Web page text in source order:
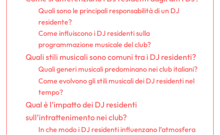
Quali sono le principali responsabilità di un DJ
residente?
Come influiscono i DJ residenti sulla
programmazione musicale del club?
Quali stili musicali sono comuni tra i DJ residenti?
Quali generi musicali predominano nei club italiani?
Come evolvono gli stili musicali dei DJ residenti nel
tempo?
Qual è l’impatto dei DJ residenti
sull’intrattenimento nei club?
In che modo i DJ residenti influenzano l’atmosfera